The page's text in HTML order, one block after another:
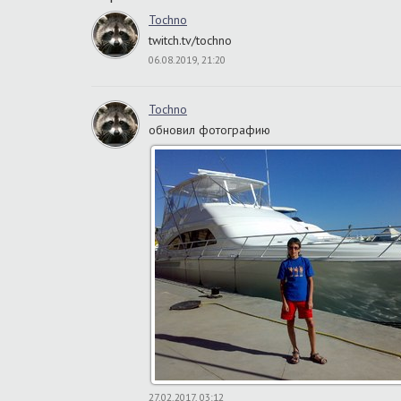
Tochno
twitch.tv/tochno
06.08.2019, 21:20
Tochno
обновил фотографию
27.02.2017, 03:12